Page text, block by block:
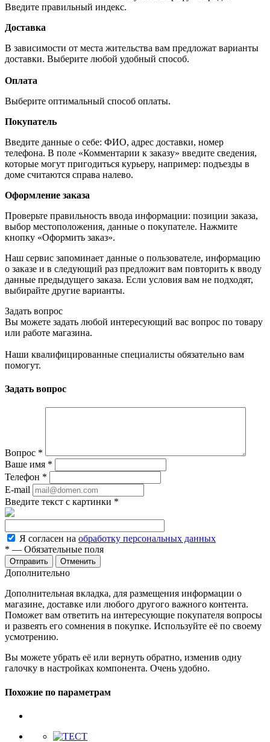
Введите правильный индекс.
Доставка
В зависимости от места жительства вам предложат варианты
доставки. Выберите любой удобный способ.
Оплата
Выберите оптимальный способ оплаты.
Покупатель
Введите данные о себе: ФИО, адрес доставки, номер
телефона. В поле «Комментарии к заказу» введите сведения,
которые могут пригодиться курьеру, например: подъезды в
доме считаются справа налево.
Оформление заказа
Проверьте правильность ввода информации: позиции заказа,
выбор местоположения, данные о покупателе. Нажмите
кнопку «Оформить заказ».
Наш сервис запоминает данные о пользователе, информацию
о заказе и в следующий раз предложит вам повторить к вводу
данные предыдущего заказа. Если условия вам не подходят,
выбирайте другие варианты.
Задать вопрос
Вы можете задать любой интересующий вас вопрос по товару
или работе магазина.
Наши квалифицированные специалисты обязательно вам
помогут.
Задать вопрос
Вопрос *
Ваше имя *
Телефон *
E-mail
Введите текст с картинки *
Я согласен на обработку персональных данных
* — Обязательные поля
Отменить
Дополнительно
Дополнительная вкладка, для размещения информации о
магазине, доставке или любого другого важного контента.
Поможет вам ответить на интересующие покупателя вопросы
и развеять его сомнения в покупке. Используйте её по своему
усмотрению.
Вы можете убрать её или вернуть обратно, изменив одну
галочку в настройках компонента. Очень удобно.
Похожие по параметрам